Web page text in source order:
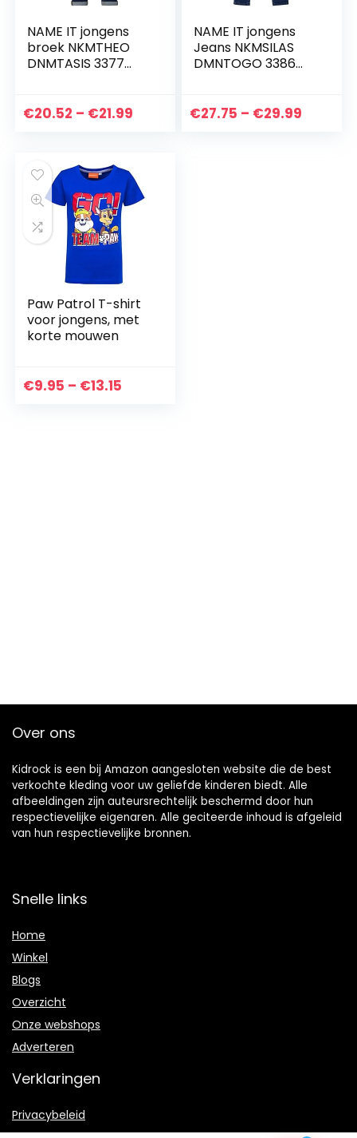
NAME IT jongens
broek NKMTHEO
DNMTASIS 3377
€20.52 – €21.99 Prijsklasse:
€21.99
NAME IT jongens
Jeans NKMSILAS
DMNTOGO 3386
€27.75 – €29.99
Paw Patrol T-shirt
voor jongens, met
korte mouwen
€9.95 – €13.15
Over ons
Kidrock is een bij Amazon aangesloten website die de best
verkochte kleding voor uw geliefde kinderen biedt. Alle
afbeeldingen zijn auteursrechtelijk beschermd door hun
respectievelijke eigenaren. Alle geciteerde inhoud is afgeleid
van hun respectievelijke bronnen.
Snelle links
Home
Winkel
Blogs
Overzicht
Onze webshops
Adverteren
Verklaringen
Privacybeleid